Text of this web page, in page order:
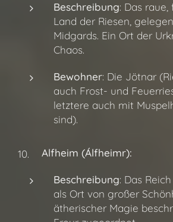
Beschreibung: Das
Land der Riesen,
Midgards. Ein Ort der
Chaos.
Bewohner: Die Jötnar
auch Frost- und
letztere auch mit
sind).
Alfheim (Álfheimr):
Beschreibung: Das
als Ort von großer
ätherischer Magie